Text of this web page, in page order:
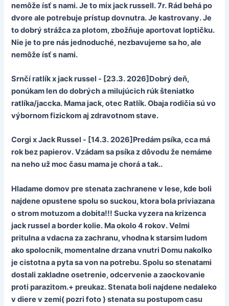
nemôže ísť s nami. Je to mix jack russell. 7r. Rád behá po
dvore ale potrebuje prístup dovnutra. Je kastrovany. Je
to dobrý strážca za plotom, zbožňuje aportovat loptičku.
Nie je to pre nás jednoduché, nezbavujeme sa ho, ale
nemôže ísť s nami.
Srnčí ratlík x jack russel - [23.3. 2026]Dobrý deň,
ponúkam len do dobrých a milujúcich rúk šteniatko
ratlíka/jaccka. Mama jack, otec Ratlík. Obaja rodičia sú vo
výbornom fizickom aj zdravotnom stave.
Corgi x Jack Russel - [14.3. 2026]Predám psíka, cca má
rok bez papierov. Vzádam sa psíka z dôvodu že nemáme
na neho už moc času mama je chorá a tak..
Hladame domov pre stenata zachranene v lese, kde boli
najdene opustene spolu so suckou, ktora bola priviazana
o strom motuzom a dobita!!! Sucka vyzera na krizenca
jack russel a border kolie. Ma okolo 4 rokov. Velmi
pritulna a vdacna za zachranu, vhodna k starsim ludom
ako spolocnik, momentalne drzana vnutri Domu nakolko
je cistotna a pyta sa von na potrebu. Spolu so stenatami
dostali zakladne osetrenie, odcervenie a zaockovanie
proti parazitom.+ preukaz. Stenata boli najdene nedaleko
v diere v zemi( pozri foto ) stenata su postupom casu